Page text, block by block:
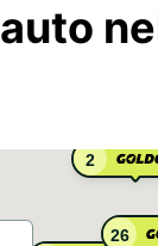
26
2